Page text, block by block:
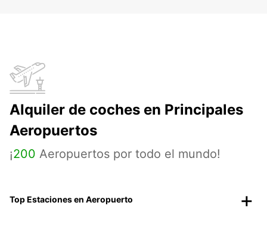
Alquiler de coches en Principales
Aeropuertos
¡200 Aeropuertos por todo el mundo!
Top Estaciones en Aeropuerto